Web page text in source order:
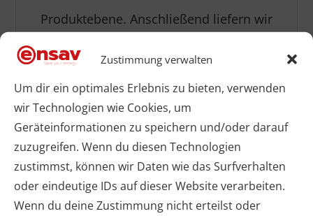
Zustimmung verwalten
Um dir ein optimales Erlebnis zu bieten, verwenden
wir Technologien wie Cookies, um
Geräteinformationen zu speichern und/oder darauf
zuzugreifen. Wenn du diesen Technologien
zustimmst, können wir Daten wie das Surfverhalten
oder eindeutige IDs auf dieser Website verarbeiten.
Wenn du deine Zustimmung nicht erteilst oder
Produktebene. Anschließend liefern wir
aus unserem Portfolio die geeigneten
Systeme. Selbstverständlich erhalten
unsere Kunden direkt von uns den
Support für alle Lösungen.
Facebook
Instagram